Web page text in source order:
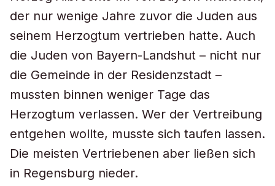
der nur wenige Jahre zuvor die Juden aus
seinem Herzogtum vertrieben hatte. Auch
die Juden von Bayern-Landshut – nicht nur
die Gemeinde in der Residenzstadt –
mussten binnen weniger Tage das
Herzogtum verlassen. Wer der Vertreibung
entgehen wollte, musste sich taufen lassen.
Die meisten Vertriebenen aber ließen sich
in Regensburg nieder.